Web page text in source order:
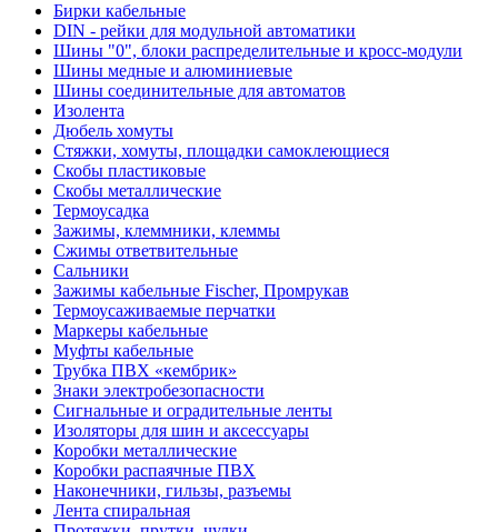
Бирки кабельные
DIN - рейки для модульной автоматики
Шины "0", блоки распределительные и кросс-модули
Шины медные и алюминиевые
Шины соединительные для автоматов
Изолента
Дюбель хомуты
Стяжки, хомуты, площадки самоклеющиеся
Скобы пластиковые
Скобы металлические
Термоусадка
Зажимы, клеммники, клеммы
Сжимы ответвительные
Сальники
Зажимы кабельные Fischer, Промрукав
Термоусаживаемые перчатки
Маркеры кабельные
Муфты кабельные
Трубка ПВХ «кембрик»
Знаки электробезопасности
Сигнальные и оградительные ленты
Изоляторы для шин и аксессуары
Коробки металлические
Коробки распаячные ПВХ
Наконечники, гильзы, разъемы
Лента спиральная